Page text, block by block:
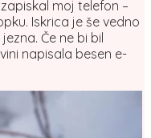
moj telefon –
Iskrica je še vedno
Če ne bi bil
napisala besen e-